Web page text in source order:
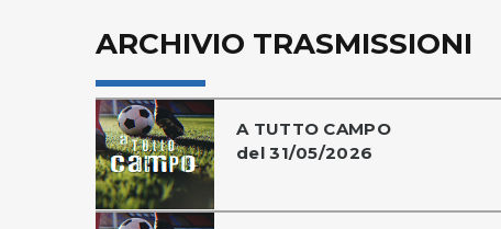
ARCHIVIO TRASMISSIONI
A TUTTO CAMPO
del 31/05/2026